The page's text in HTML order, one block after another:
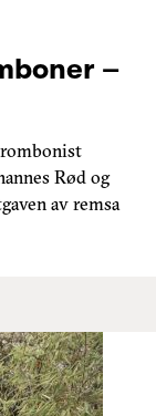
–
Rød og
av remsa